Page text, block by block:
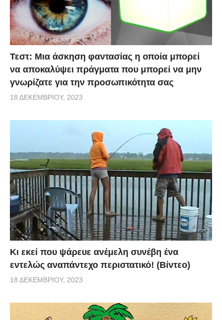
Τεστ: Μια άσκηση φαντασίας η οποία μπορεί
να αποκαλύψει πράγματα που μπορεί να μην
γνωρίζατε για την προσωπικότητα σας
18 ΔΕΚΕΜΒΡΊΟΥ, 2023
Κι εκεί που ψάρευε ανέμελη συνέβη ένα
εντελώς αναπάντεχο περιστατικό! (Βίντεο)
18 ΔΕΚΕΜΒΡΊΟΥ, 2023